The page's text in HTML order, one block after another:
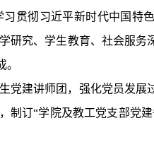
贯彻习近平新时代中国特
研究、学生教育、社会服
党建讲师团，强化党员发
制订“学院及教工党支部党